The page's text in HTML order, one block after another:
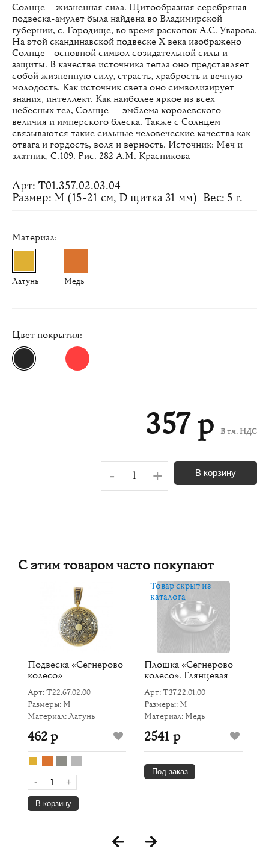
Солнце – жизненная сила. Щитообразная серебряная
подвеска-амулет была найдена во Владимирской
губернии, с. Городище, во время раскопок А.С. Уварова.
На этой скандинавской подвеске Х века изображено
Солнце - основной символ созидательной силы и
защиты. В качестве источника тепла оно представляет
собой жизненную силу, страсть, храбрость и вечную
молодость. Как источник света оно символизирует
знания, интеллект. Как наиболее яркое из всех
небесных тел, Солнце — эмблема королевского
величия и имперского блеска. Также с Солнцем
связываются такие сильные человеческие качества как
отвага и гордость, воля и верность. Источник: Меч и
златник, С.109. Рис. 282 А.М. Красникова
Арт: Т01.357.02.03.04
Размер: M (15-21 см, D щитка 31 мм) Вес: 5 г.
Материал:
Латунь Медь
Цвет покрытия:
357 р В т.ч. НДС
- + В корзину
С этим товаром часто покупают
Подвеска «Сегнерово
колесо»
Арт: Т22.67.02.00
Размеры: M
Материал: Латунь
462 р
- +
В корзину
Товар скрыт из
каталога
Плошка «Сегнерово
колесо». Глянцевая
Арт: Т37.22.01.00
Размеры: M
Материал: Медь
2541 р
Под заказ